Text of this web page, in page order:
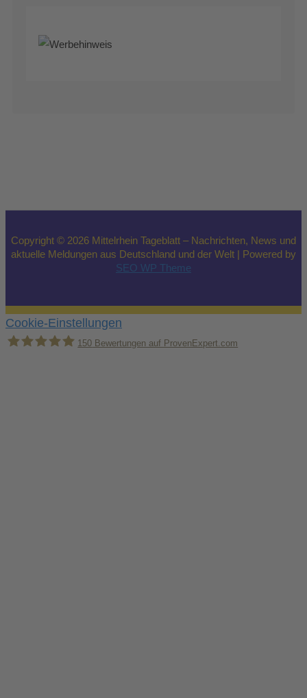
Copyright © 2026 Mittelrhein Tageblatt – Nachrichten, News und
aktuelle Meldungen aus Deutschland und der Welt | Powered by
SEO WP Theme
Cookie-Einstellungen
150 Bewertungen auf ProvenExpert.com